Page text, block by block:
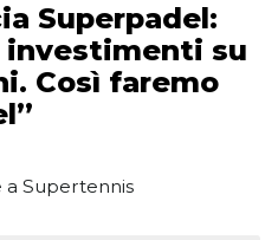
Superpadel:
investimenti su
Così faremo
Supertennis